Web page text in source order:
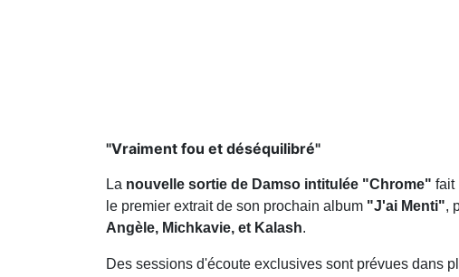
"Vraiment fou et déséquilibré"
La nouvelle sortie de Damso intitulée "Chrome" fait
le premier extrait de son prochain album "J'ai Menti",
Angèle, Michkavie, et Kalash.
Des sessions d'écoute exclusives sont prévues dans